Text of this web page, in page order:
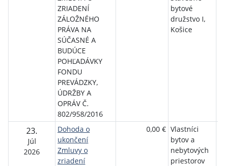
ZRIADENÍ
ZÁLOŽNÉHO
PRÁVA NA
SÚČASNÉ A
BUDÚCE
POHĽADÁVKY
FONDU
PREVÁDZKY,
ÚDRŽBY A
OPRÁV Č.
802/958/2016
bytové
družstvo I,
Košice
23.
Júl
2026
Dohoda o
ukončení
Zmluvy o
zriadení
0,00 € Vlastníci
bytov a
nebytových
priestorov